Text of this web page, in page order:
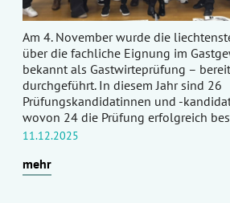
Am 4. November wurde die
über die fachliche Eignung im
bekannt als Gastwirteprüfung –
durchgeführt. In diesem Jahr sind 26
Prüfungskandidatinnen und -
wovon 24 die Prüfung erfolgreich
11.12.2025
mehr